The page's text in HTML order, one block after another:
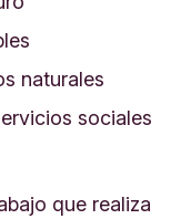
naturales
sociales
que realiza